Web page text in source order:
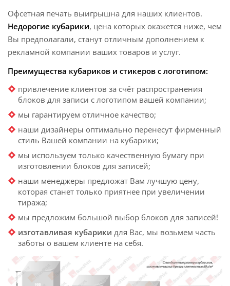
Офсетная печать выигрышна для наших клиентов.
Недорогие кубарики, цена которых окажется ниже, чем
Вы предполагали, станут отличным дополнением к
рекламной компании ваших товаров и услуг.
Преимущества кубариков и стикеров с логотипом:
привлечение клиентов за счёт распространения
блоков для записи с логотипом вашей компании;
мы гарантируем отличное качество;
наши дизайнеры оптимально перенесут фирменный
стиль Вашей компании на кубарики;
мы используем только качественную бумагу при
изготовлении блоков для записей;
наши менеджеры предложат Вам лучшую цену,
которая станет только приятнее при увеличении
тиража;
мы предложим большой выбор блоков для записей!
изготавливая кубарики для Вас, мы возьмем часть
заботы о вашем клиенте на себя.